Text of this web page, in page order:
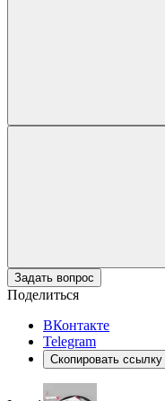
Задать вопрос
Поделиться
ВКонтакте
Telegram
Скопировать ссылку